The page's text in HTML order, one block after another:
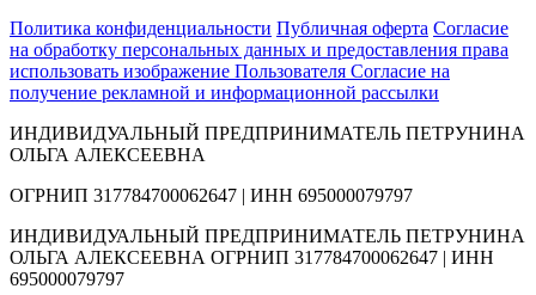
Политика конфиденциальности Публичная оферта Согласие
на обработку персональных данных и предоставления права
использовать изображение Пользователя Согласие на
получение рекламной и информационной рассылки
ИНДИВИДУАЛЬНЫЙ ПРЕДПРИНИМАТЕЛЬ ПЕТРУНИНА
ОЛЬГА АЛЕКСЕЕВНА
ОГРНИП 317784700062647 | ИНН 695000079797
ИНДИВИДУАЛЬНЫЙ ПРЕДПРИНИМАТЕЛЬ ПЕТРУНИНА
ОЛЬГА АЛЕКСЕЕВНА ОГРНИП 317784700062647 | ИНН
695000079797